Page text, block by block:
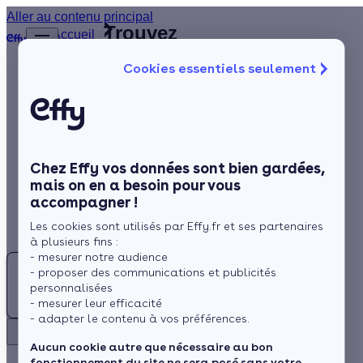
Cookies essentiels seulement
Chez Effy vos données sont bien gardées,
mais on en a besoin pour vous
accompagner !
Les cookies sont utilisés par Effy.fr et ses partenaires
à plusieurs fins :
- mesurer notre audience
- proposer des communications et publicités
personnalisées
- mesurer leur efficacité
- adapter le contenu à vos préférences.
Aucun cookie autre que nécessaire au bon
Aller au contenu principal
Chauffage
Rénovation globale
Aides et Primes
Actualités
Espace Client
Accueil
du fil
d’Ariane
Territoire de Belfort
Trouvez
meilleur
(90)
Rechercher
Besoin d'un Installateur de fenêtres au Territoire de